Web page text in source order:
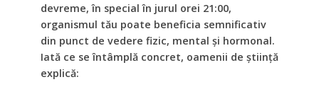
devreme, în special în jurul orei 21:00,
organismul tău poate beneficia semnificativ
din punct de vedere fizic, mental și hormonal.
Iată ce se întâmplă concret, oamenii de știință
explică: